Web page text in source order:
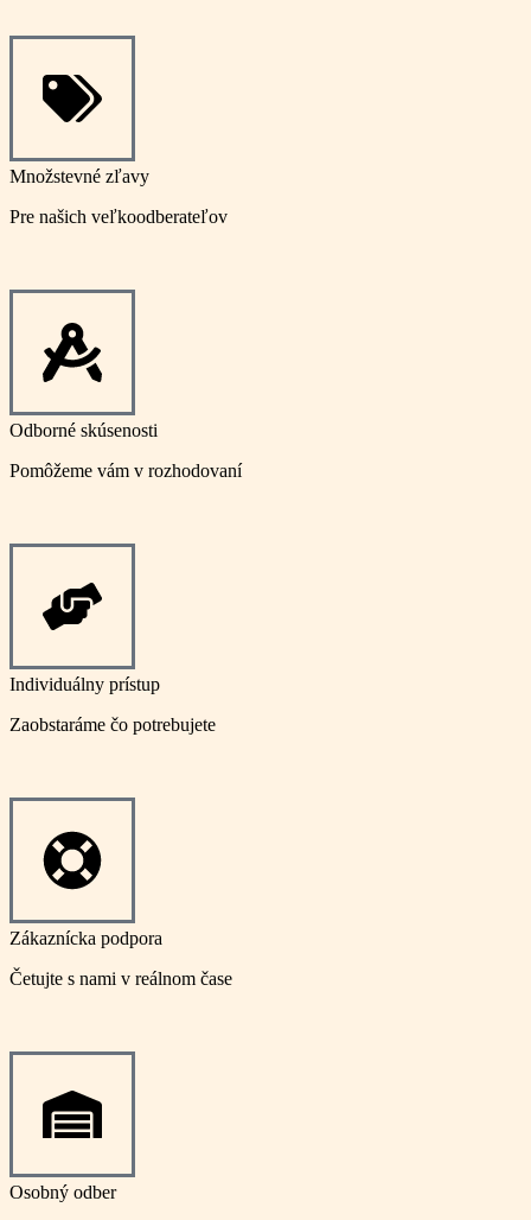
Množstevné zľavy
Pre našich veľkoodberateľov
Odborné skúsenosti
Pomôžeme vám v rozhodovaní
Individuálny prístup
Zaobstaráme čo potrebujete
Zákaznícka podpora
Četujte s nami v reálnom čase
Osobný odber